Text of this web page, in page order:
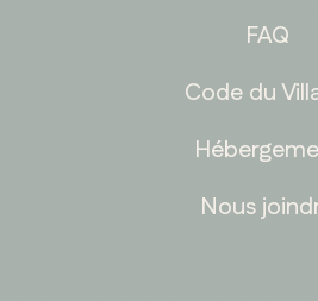
FAQ
Code du
Nous